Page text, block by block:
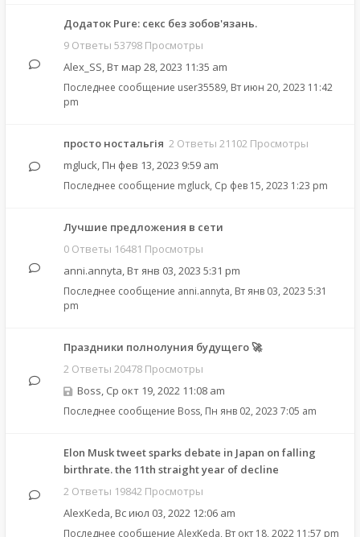
Додаток Pure: cекс без зобов'язань.
9 Ответы 53798 Просмотры
Alex_SS, Вт мар 28, 2023 11:35 am
Последнее сообщение user35589, Вт июн 20, 2023 11:42
pm
просто ностальгія 2 Ответы 21102 Просмотры
mgluck, Пн фев 13, 2023 9:59 am
Последнее сообщение mgluck, Ср фев 15, 2023 1:23 pm
Лучшие предложения в сети
0 Ответы 16481 Просмотры
anni.annyta, Вт янв 03, 2023 5:31 pm
Последнее сообщение anni.annyta, Вт янв 03, 2023 5:31
pm
Праздники полнолуния будущего 🚀
2 Ответы 20478 Просмотры
Boss, Ср окт 19, 2022 11:08 am
Последнее сообщение Boss, Пн янв 02, 2023 7:05 am
Elon Musk tweet sparks debate in Japan on falling
birthrate. the 11th straight year of decline
2 Ответы 19842 Просмотры
AlexKeda, Вс июл 03, 2022 12:06 am
Последнее сообщение AlexKeda, Вт окт 18, 2022 11:57 pm